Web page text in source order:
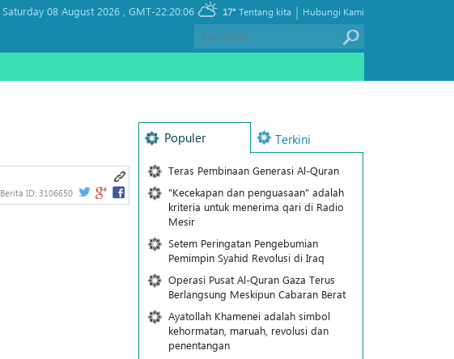
Saturday 08 August 2026 , GMT-22:20:06 17° Hubungi Kami
|
Tentang kita
Berita ID: 3106650
Populer Terkini
Teras Pembinaan Generasi Al-Quran
"Kecekapan dan penguasaan" adalah
kriteria untuk menerima qari di Radio
Mesir
Setem Peringatan Pengebumian
Pemimpin Syahid Revolusi di Iraq
Operasi Pusat Al-Quran Gaza Terus
Berlangsung Meskipun Cabaran Berat
Ayatollah Khamenei adalah simbol
kehormatan, maruah, revolusi dan
penentangan